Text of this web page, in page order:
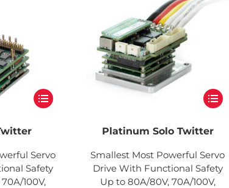
Servo
Safety
100V,
Platinum Solo Twitter
Smallest Most Powerful Servo
Drive With Functional Safety
Up to 80A/80V, 70A/100V,